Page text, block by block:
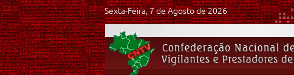
Sexta-Feira, 7 de Agosto de 2026